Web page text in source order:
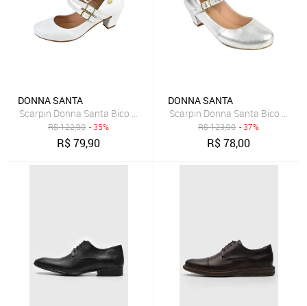
DONNA SANTA
Scarpin Donna Santa Bico Redondo Boneca Duas Tiras Branco
R$122,90 - 35%
R$79,90
DONNA SANTA
Scarpin Donna Santa Bico
R$123,90 - 37%
R$78,00